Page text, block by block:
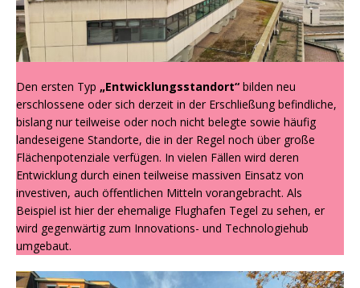
Den ersten Typ „Entwicklungsstandort“ bilden neu
erschlossene oder sich derzeit in der Erschließung befindliche,
bislang nur teilweise oder noch nicht belegte sowie häufig
landeseigene Standorte, die in der Regel noch über große
Flächenpotenziale verfügen. In vielen Fällen wird deren
Entwicklung durch einen teilweise massiven Einsatz von
investiven, auch öffentlichen Mitteln vorangebracht. Als
Beispiel ist hier der ehemalige Flughafen Tegel zu sehen, er
wird gegenwärtig zum Innovations- und Technologiehub
umgebaut.